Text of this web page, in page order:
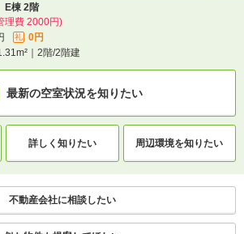
理費 2000円)
礼
0円
｜2階/2階建
間取りや設備を
知りたい
不動産会社に相談したい
電話で問い合わせ
棟 2階
理費 2000円)
礼
0円
｜2階/2階建
最新の空室状況を知りたい
詳しく知りたい 周辺環境を知りたい
不動産会社に相談したい